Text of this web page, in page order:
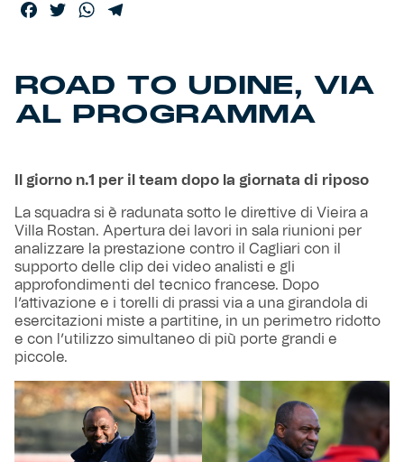
Facebook
TwitterWhatsApp
ROAD TO UDINE, VIA
AL PROGRAMMA
Il giorno n.1 per il team dopo la giornata di riposo
La squadra si è radunata sotto le direttive di Vieira a
Villa Rostan. Apertura dei lavori in sala riunioni per
analizzare la prestazione contro il Cagliari con il
supporto delle clip dei video analisti e gli
approfondimenti del tecnico francese. Dopo
l’attivazione e i torelli di prassi via a una girandola di
esercitazioni miste a partitine, in un perimetro ridotto
e con l’utilizzo simultaneo di più porte grandi e
piccole.